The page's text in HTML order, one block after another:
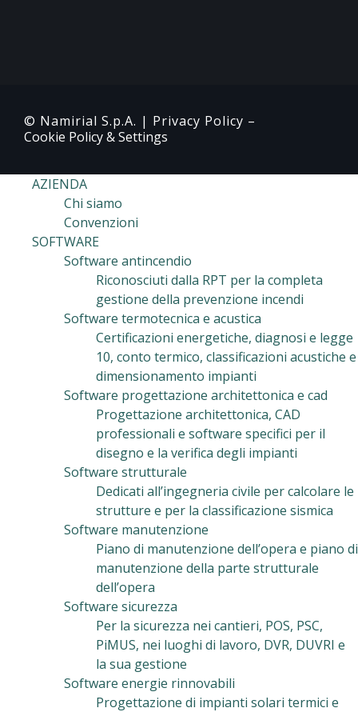
© Namirial S.p.A. | Privacy Policy –
Cookie Policy & Settings
AZIENDA
Chi siamo
Convenzioni
SOFTWARE
Software antincendio
Riconosciuti dalla RPT per la completa
gestione della prevenzione incendi
Software termotecnica e acustica
Certificazioni energetiche, diagnosi e legge
10, conto termico, classificazioni acustiche e
dimensionamento impianti
Software progettazione architettonica e cad
Progettazione architettonica, CAD
professionali e software specifici per il
disegno e la verifica degli impianti
Software strutturale
Dedicati all’ingegneria civile per calcolare le
strutture e per la classificazione sismica
Software manutenzione
Piano di manutenzione dell’opera e piano di
manutenzione della parte strutturale
dell’opera
Software sicurezza
Per la sicurezza nei cantieri, POS, PSC,
PiMUS, nei luoghi di lavoro, DVR, DUVRI e
la sua gestione
Software energie rinnovabili
Progettazione di impianti solari termici e